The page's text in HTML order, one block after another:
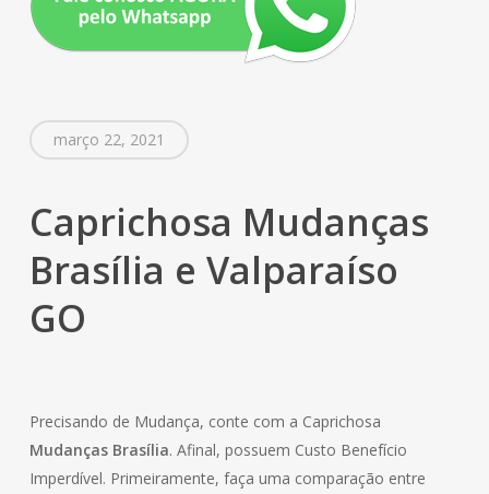
março 22, 2021
Caprichosa Mudanças
Brasília e Valparaíso
GO
Precisando de Mudança, conte com a Caprichosa
Mudanças Brasília. Afinal, possuem Custo Benefício
Imperdível. Primeiramente, faça uma comparação entre